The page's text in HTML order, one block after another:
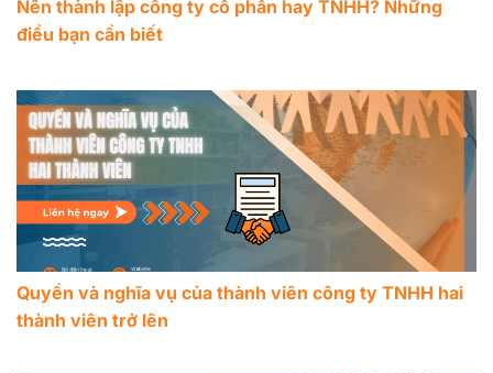
Nên thành lập công ty cổ phần hay TNHH? Những
điều bạn cần biết
Quyền và nghĩa vụ của thành viên công ty TNHH hai
thành viên trở lên